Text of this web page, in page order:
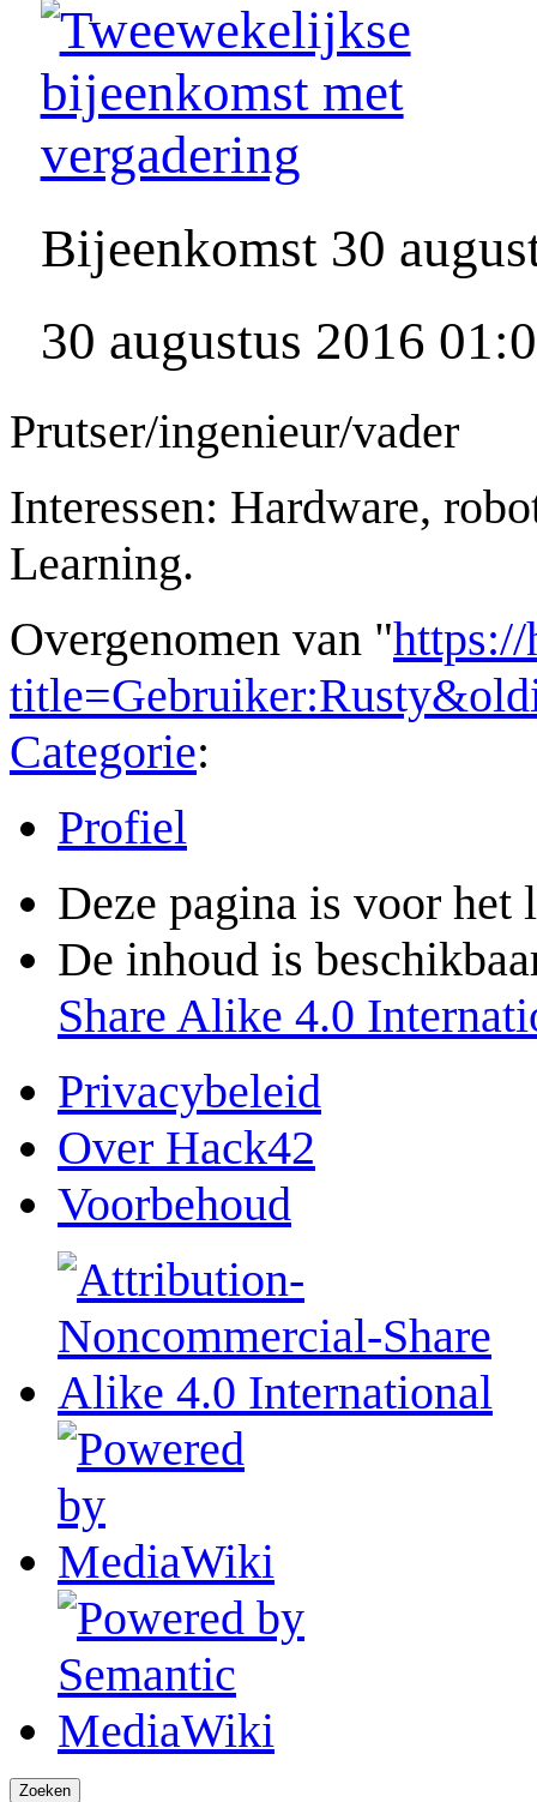
Bijeenkomst 30
30 augustus 2016
Prutser/ingenieur/vader
Interessen: Hardware,
Learning.
Overgenomen van "
Categorie:
Profiel
Deze pagina is voor het
De inhoud is
Share Alike 4.0
Privacybeleid
Over Hack42
Voorbehoud
Zoeken